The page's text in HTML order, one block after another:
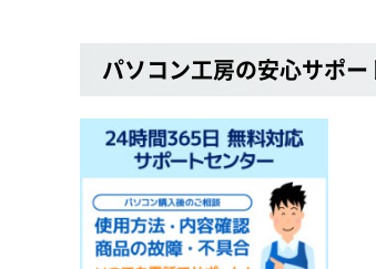
パソコン工房の安心サポー